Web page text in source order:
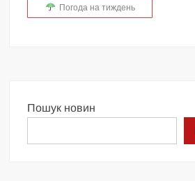
Погода на тиждень
Пошук новин